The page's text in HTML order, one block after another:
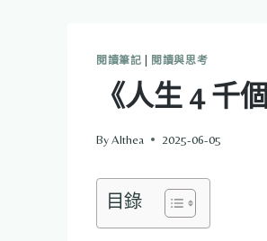
閱讀筆記 閱讀與思考
《人生 4 千
ByAlthea 2025-06-05
目錄